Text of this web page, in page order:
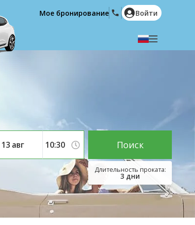
English (US)
Română
Ελληνικά
Hrvatski
العربية
Мое бронирование Войти
3 дни
13 авг Поиск